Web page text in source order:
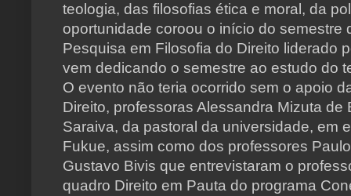
teologia, das filosofias ética e moral, da
oportunidade coroou o início do semestre
Pesquisa em Filosofia do Direito liderado
vem dedicando o semestre ao estudo do
O evento não teria ocorrido sem o apoio
Direito, professoras Alessandra Mizuta de
Saraiva, da pastoral da universidade, em
Fukue, assim como dos professores
Gustavo Bivis que entrevistaram o
quadro Direito em Pauta do programa